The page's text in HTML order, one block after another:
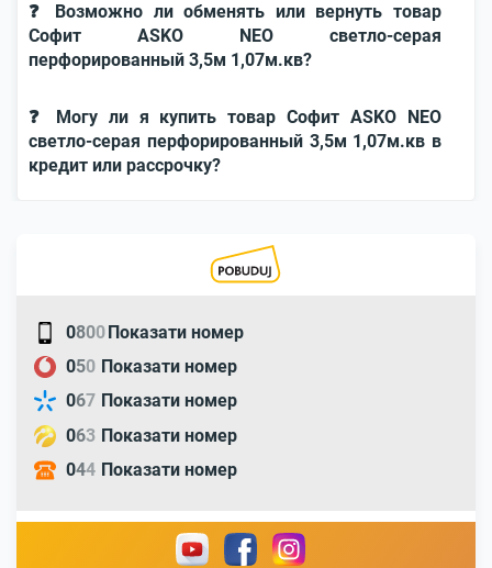
❓ Возможно ли обменять или вернуть товар
Софит ASKO NEO светло-серая
перфорированный 3,5м 1,07м.кв?
❓ Могу ли я купить товар Софит ASKO NEO
светло-серая перфорированный 3,5м 1,07м.кв в
кредит или рассрочку?
0800Показати номер
050 Показати номер
067 Показати номер
063 Показати номер
044 Показати номер